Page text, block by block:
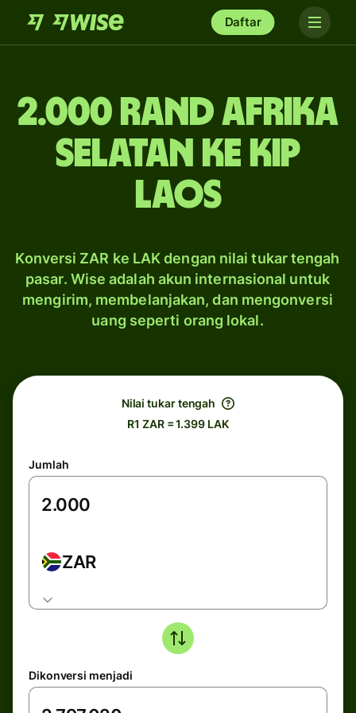
Daftar
2.000 rand Afrika
Selatan ke kip
Laos
Konversi ZAR ke LAK dengan nilai tukar tengah
pasar. Wise adalah akun internasional untuk
mengirim, membelanjakan, dan mengonversi
uang seperti orang lokal.
Nilai tukar tengah
R1 ZAR = 1.399 LAK
Jumlah
ZAR
Dikonversi menjadi